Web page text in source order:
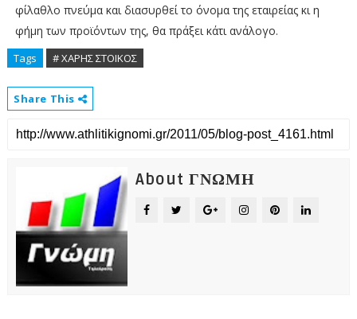
φίλαθλο πνεύμα και διασυρθεί το όνομα της εταιρείας κι η
φήμη των προϊόντων της, θα πράξει κάτι ανάλογο.
Tags # ΧΑΡΗΣ ΣΤΟΙΚΟΣ
Share This
About ΓΝΩΜΗ